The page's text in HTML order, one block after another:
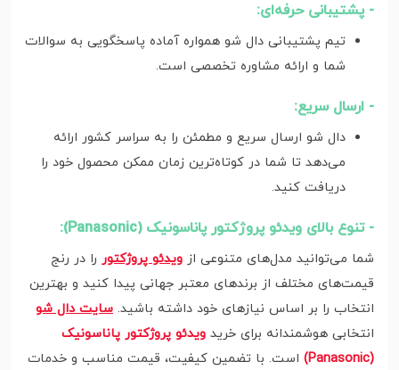
- پشتیبانی حرفه‌ای:
تیم پشتیبانی دال شو همواره آماده پاسخگویی به سوالات
شما و ارائه مشاوره تخصصی است.
- ارسال سریع:
دال شو ارسال سریع و مطمئن را به سراسر کشور ارائه
می‌دهد تا شما در کوتاه‌ترین زمان ممکن محصول خود را
دریافت کنید.
- تنوع بالای ویدئو پروژکتور پاناسونیک (Panasonic):
شما می‌توانید مدل‌های متنوعی از ویدئو پروژکتور را در رنج
قیمت‌های مختلف از برندهای معتبر جهانی پیدا کنید و بهترین
انتخاب را بر اساس نیازهای خود داشته باشید. سایت دال شو
انتخابی هوشمندانه برای خرید ویدئو پروژکتور پاناسونیک
(Panasonic)
است. با تضمین کیفیت، قیمت مناسب و خدمات